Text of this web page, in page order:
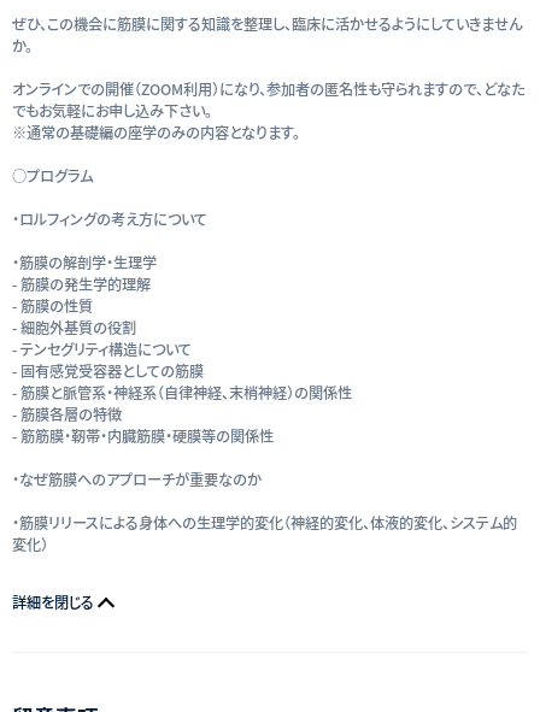
ぜひ、この機会に筋膜に関する知識を整理し、臨床に活かせるようにしていきません
か。
オンラインでの開催（ZOOM利用）になり、参加者の匿名性も守られますので、どなた
でもお気軽にお申し込み下さい。
※通常の基礎編の座学のみの内容となります。
○プログラム
・ロルフィングの考え方について
・筋膜の解剖学・生理学
- 筋膜の発生学的理解
- 筋膜の性質
- 細胞外基質の役割
- テンセグリティ構造について
- 固有感覚受容器としての筋膜
- 筋膜と脈管系・神経系（自律神経、末梢神経）の関係性
- 筋膜各層の特徴
- 筋筋膜・靭帯・内臓筋膜・硬膜等の関係性
・なぜ筋膜へのアプローチが重要なのか
・筋膜リリースによる身体への生理学的変化（神経的変化、体液的変化、システム的
変化）
詳細を閉じる